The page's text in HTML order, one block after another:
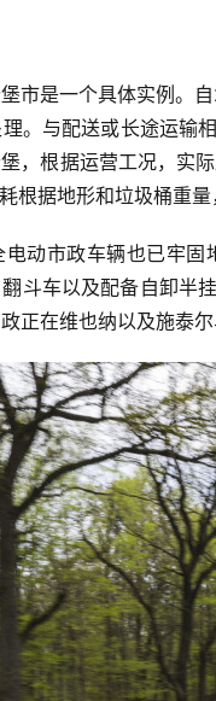
市是一个具体实例。
。与配送或长途运输
，根据运营工况，实
根据地形和垃圾桶重量
动市政车辆也已牢
斗车以及配备自卸半
正在维也纳以及施泰